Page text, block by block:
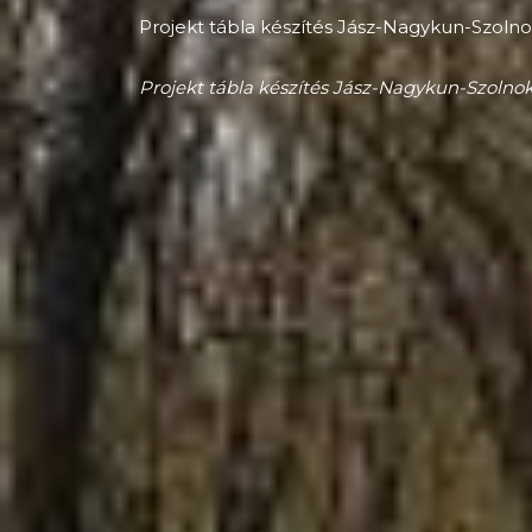
Projekt tábla készítés Jász-Nagykun-
Projekt tábla készítés Jász-Nagykun-